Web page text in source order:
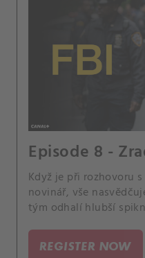
Episode 8 -
Když je při rozhovoru
novinář, vše
tým odhalí hlubší
vysvětlit nebezpečí své
REGISTER NOW